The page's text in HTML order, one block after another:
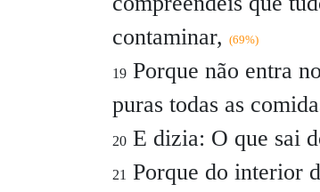
contaminar, (69%)
19 Porque não entra
puras todas as
20 E dizia: O que sai
21 Porque do interior